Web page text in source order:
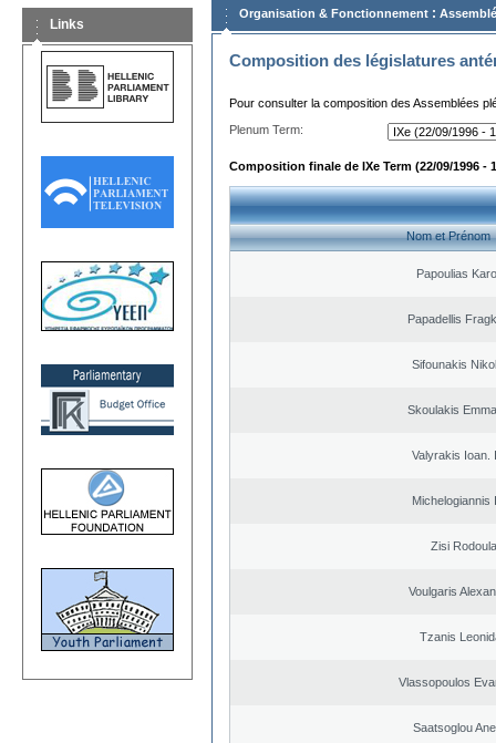
Links
Organisation & Fonctionnement :
Composition des législatures
Pour consulter la composition des Assemblées
Plenum Term:
Composition finale de IXe Term (22/09/1996 -
Nom et Prénom
Papoulias
Papadellis
Sifounakis
Skoulakis
Valyrakis Ioan.
Michelogiannis
Zisi Rodoula
Voulgaris
Tzanis
Vlassopoulos
Saatsoglou